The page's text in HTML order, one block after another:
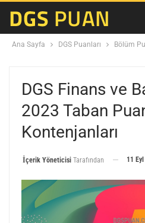
Ana Sayfa DGS Puanları Bölüm
DGS Finans ve
2023 Taban
Kontenjanları
İçerik Yöneticisi Tarafından 11